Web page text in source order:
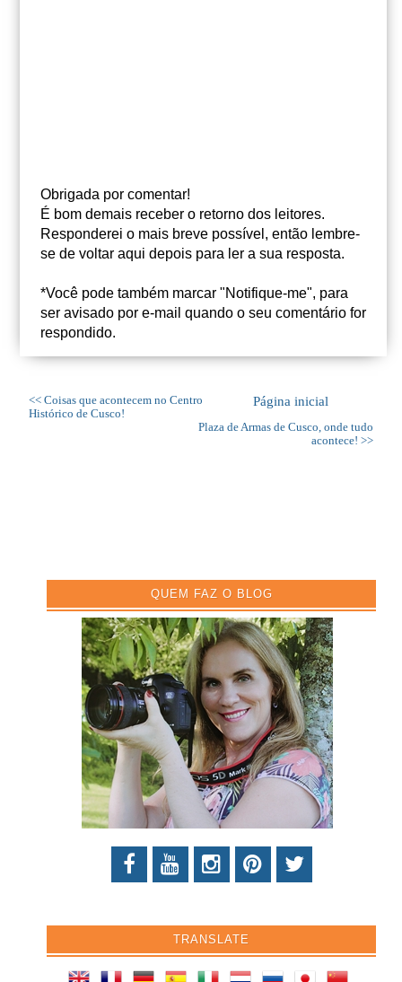
Obrigada por comentar!
É bom demais receber o retorno dos leitores.
Responderei o mais breve possível, então lembre-
se de voltar aqui depois para ler a sua resposta.
*Você pode também marcar "Notifique-me", para
ser avisado por e-mail quando o seu comentário for
respondido.
<< Coisas que acontecem no Centro
Histórico de Cusco!
Plaza de Armas de Cusco, onde tudo
acontece! >>
Página inicial
QUEM FAZ O BLOG
TRANSLATE